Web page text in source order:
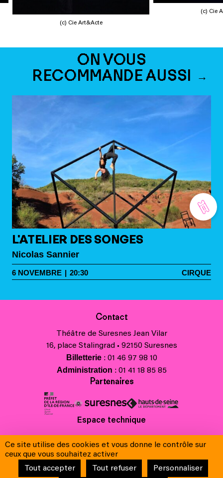
(c) Cie Art&Acte
(c) Cie
ON VOUS
RECOMMANDE AUSSI
L'ATELIER DES SONGES
Nicolas Sannier
6 NOVEMBRE | 20:30 CIRQUE
Contact
Théâtre de Suresnes Jean Vilar
16, place Stalingrad • 92150 Suresnes
Billetterie: 01 46 97 98 10
Administration : 01 41 18 85 85
Partenaires
Espace technique
Contacts
Crédits
Mentions légales & Charte de protection des données
Ce site utilise des cookies et vous donne le contrôle sur
ceux que vous souhaitez activer
Tout accepter
Tout refuser Personnaliser